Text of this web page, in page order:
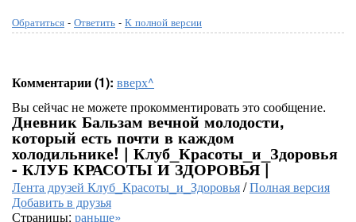
Обратиться - Ответить - К полной версии
Комментарии (1): вверх^
Вы сейчас не можете прокомментировать это сообщение.
Дневник Бальзам вечной молодости,
который есть почти в каждом
холодильнике! | Клуб_Красоты_и_Здоровья
- КЛУБ КРАСОТЫ И ЗДОРОВЬЯ |
Лента друзей Клуб_Красоты_и_Здоровья/Полная версия
Добавить в друзья
Страницы: раньше»